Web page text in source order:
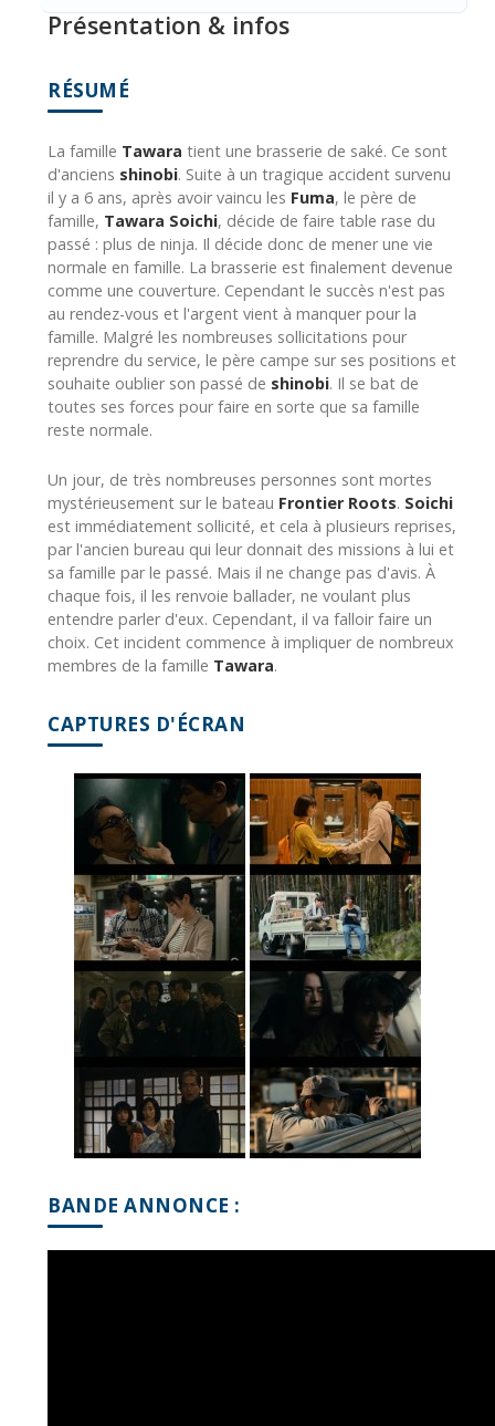
Présentation & infos
RÉSUMÉ
La famille Tawara tient une brasserie de saké. Ce sont
d'anciens shinobi. Suite à un tragique accident survenu
il y a 6 ans, après avoir vaincu les Fuma, le père de
famille, Tawara Soichi, décide de faire table rase du
passé : plus de ninja. Il décide donc de mener une vie
normale en famille. La brasserie est finalement devenue
comme une couverture. Cependant le succès n'est pas
au rendez-vous et l'argent vient à manquer pour la
famille. Malgré les nombreuses sollicitations pour
reprendre du service, le père campe sur ses positions et
souhaite oublier son passé de shinobi. Il se bat de
toutes ses forces pour faire en sorte que sa famille
reste normale.
Un jour, de très nombreuses personnes sont mortes
mystérieusement sur le bateau Frontier Roots. Soichi
est immédiatement sollicité, et cela à plusieurs reprises,
par l'ancien bureau qui leur donnait des missions à lui et
sa famille par le passé. Mais il ne change pas d'avis. À
chaque fois, il les renvoie ballader, ne voulant plus
entendre parler d'eux. Cependant, il va falloir faire un
choix. Cet incident commence à impliquer de nombreux
membres de la famille Tawara.
CAPTURES D'ÉCRAN
BANDE ANNONCE :